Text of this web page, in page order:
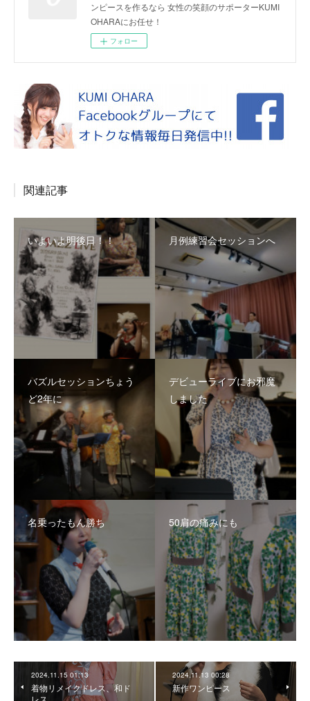
ンピースを作るなら 女性の笑顔のサポーターKUMI
OHARAにお任せ！
フォロー
関連記事
いよいよ明後日！！ 月例練習会セッションへ
バズルセッションちょう
ど2年に
デビューライブにお邪魔
しました
名乗ったもん勝ち 50肩の痛みにも
2024.11.15 01:13
着物リメイクドレス、和ド
レス
2024.11.13 00:28
新作ワンピース